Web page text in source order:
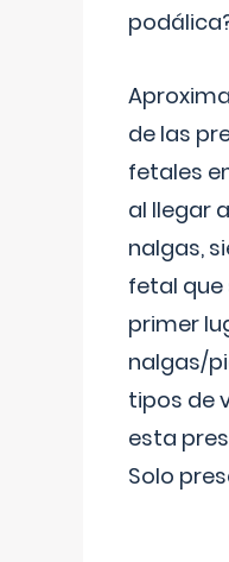
de las
fetales
al llegar
nalgas,
fetal que
primer
nalgas/
tipos de
esta
Solo